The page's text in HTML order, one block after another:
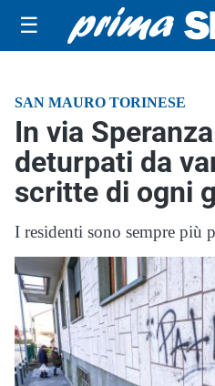
☰
SAN MAURO TORINESE
In via
deturpati da
scritte di ogni
I residenti sono sempre più